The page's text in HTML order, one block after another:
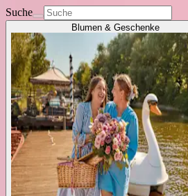
Suche
Blumen & Geschenke